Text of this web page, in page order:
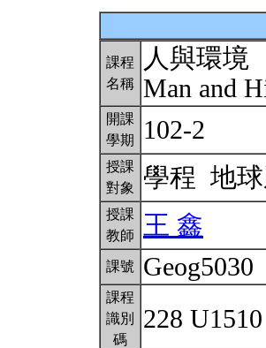
課程
名稱
人與環境
Man and
開課
學期
102-2
授課
對象
學程 地
授課
教師
王 鑫
課號 Geog5030
課程
識別
碼
228 U1510